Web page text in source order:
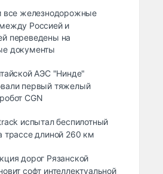
все железнодорожные
Россией и
переведены на
документы
АЭС "Нинде"
первый тяжелый
CGN
испытал беспилотный
трассе длиной 260 км
дорог Рязанской
софт интеллектуальной